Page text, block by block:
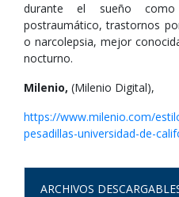
durante el sueño
postraumático, trastornos
o narcolepsia, mejor
nocturno.
Milenio, (Milenio Digital),
https://www.milenio.com/
pesadillas-universidad-de-
ARCHIVOS